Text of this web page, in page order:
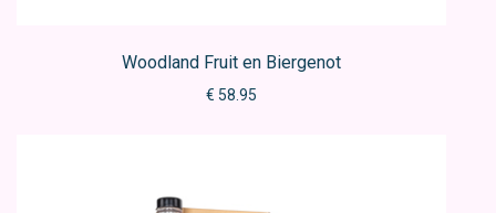
Woodland Fruit en Biergenot
€ 58.95